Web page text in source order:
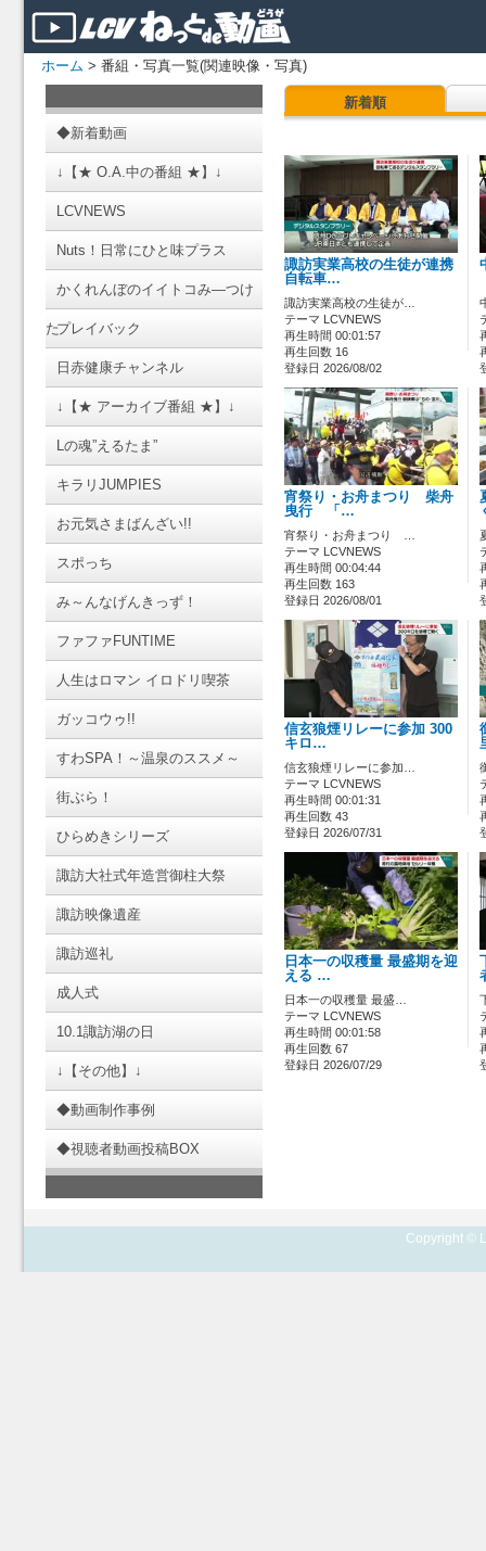
ホーム > 番組・写真一覧(関連映像・写真)
◆新着動画
↓【★ O.A.中の番組 ★】↓
LCVNEWS
Nuts！日常にひと味プラス
かくれんぼのイイトコみ―つけ
たプレイバック
日赤健康チャンネル
↓【★ アーカイブ番組 ★】↓
Lの魂”えるたま”
キラリJUMPIES
お元気さまばんざい!!
スポっち
み～んなげんきっず！
ファファFUNTIME
人生はロマン イロドリ喫茶
ガッコウゥ!!
すわSPA！～温泉のススメ～
街ぶら！
ひらめきシリーズ
諏訪大社式年造営御柱大祭
諏訪映像遺産
諏訪巡礼
成人式
10.1諏訪湖の日
↓【その他】↓
◆動画制作事例
◆視聴者動画投稿BOX
新着順
諏訪実業高校の生徒が連携
自転車…
諏訪実業高校の生徒が…
テーマ LCVNEWS
再生時間 00:01:57
再生回数 16
登録日 2026/08/02
宵祭り・お舟まつり 柴舟
曳行 「…
宵祭り・お舟まつり …
テーマ LCVNEWS
再生時間 00:04:44
再生回数 163
登録日 2026/08/01
信玄狼煙リレーに参加 300
キロ…
信玄狼煙リレーに参加…
テーマ LCVNEWS
再生時間 00:01:31
再生回数 43
登録日 2026/07/31
日本一の収穫量 最盛期を迎
える …
日本一の収穫量 最盛…
テーマ LCVNEWS
再生時間 00:01:58
再生回数 67
登録日 2026/07/29
Copyright ©